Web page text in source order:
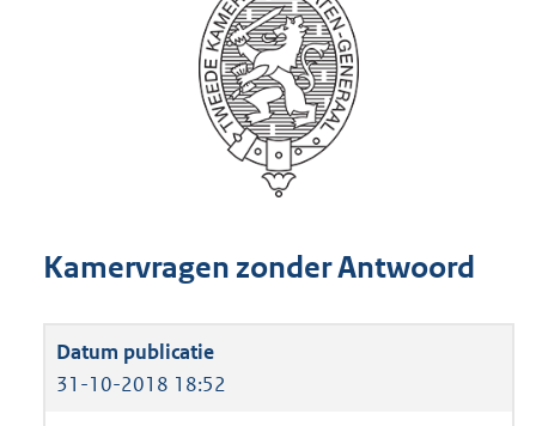
Kamervragen zonder Antwoord
31-10-2018 18:52